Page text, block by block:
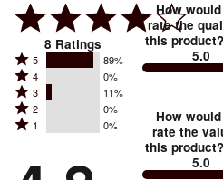
8 Ratings
Rated
5
stars
by
5 89%
Rated
4
stars
by
4 0%
Rated
3
stars
11%
3 11%
Rated
2
by
2 0%
Rated
stars
1 0%
How
rate the
this product?
5.0
How
rate the
this product?
5.0